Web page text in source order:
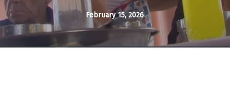
February 15, 2026